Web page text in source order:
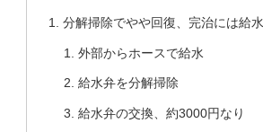
分解掃除でやや回復、完治には給
外部からホースで給水
給水弁を分解掃除
給水弁の交換、約3000円なり